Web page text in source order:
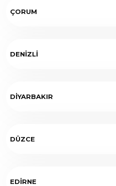
ÇORUM
DENİZLİ
DİYARBAKIR
DÜZCE
EDİRNE